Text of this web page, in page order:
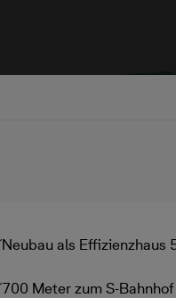
Neubau als Effizienzhaus
700 Meter zum S-